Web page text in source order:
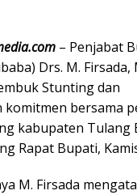
– Penjabat
Drs. M. Firsada,
Stunting dan
komitmen bersama
kabupaten Tulang
Rapat Bupati,
M. Firsada